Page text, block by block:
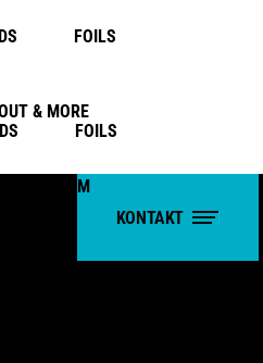
FOILS
WARENKORB
KONTAKT
FOILS
& MORE
IMPRESSUM